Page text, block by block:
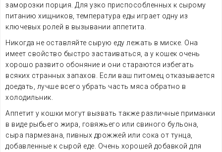
заморозки порция. Для узко приспособленных к сырому
питанию хищников, температура еды играет одну из
ключевых ролей в вызывании аппетита.
Никогда не оставляйте сырую еду лежать в миске. Она
имеет свойство быстро застаиваться, а у кошек очень
хорошо развито обоняние и они стараются избегать
всяких странных запахов. Если ваш питомец отказывается
доедать, лучше всего убрать часть мяса обратно в
холодильник.
Аппетит у кошки могут вызвать также различные приманки
в виде рыбьего жира, говяжьего или свиного бульона,
сыра пармезана, пивных дрожжей или сока от тунца,
добавленные к сырой еде. Очень хорошей добавкой для